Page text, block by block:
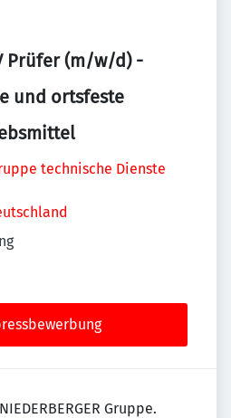
Prüfer (m/w/d) -
und ortsfeste
technische Dienste
Gruppe.